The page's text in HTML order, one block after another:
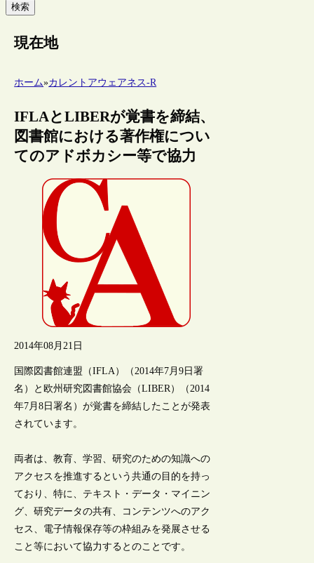
検索
現在地
ホーム»カレントアウェアネス-R
IFLAとLIBERが覚書を締結、
図書館における著作権につい
てのアドボカシー等で協力
2014年08月21日
国際図書館連盟（IFLA）（2014年7月9日署
名）と欧州研究図書館協会（LIBER）（2014
年7月8日署名）が覚書を締結したことが発表
されています。
両者は、教育、学習、研究のための知識への
アクセスを推進するという共通の目的を持っ
ており、特に、テキスト・データ・マイニン
グ、研究データの共有、コンテンツへのアク
セス、電子情報保存等の枠組みを発展させる
こと等において協力するとのことです。